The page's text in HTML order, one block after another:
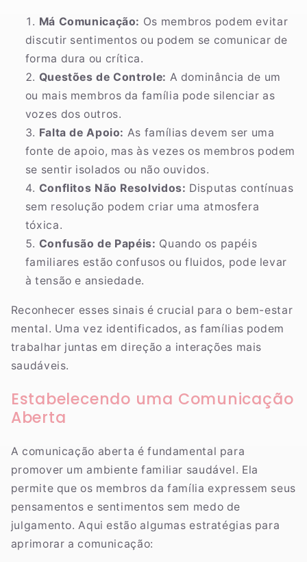
Má Comunicação: Os membros podem evitar
discutir sentimentos ou podem se comunicar de
forma dura ou crítica.
Questões de Controle: A dominância de um
ou mais membros da família pode silenciar as
vozes dos outros.
Falta de Apoio: As famílias devem ser uma
fonte de apoio, mas às vezes os membros podem
se sentir isolados ou não ouvidos.
Conflitos Não Resolvidos: Disputas contínuas
sem resolução podem criar uma atmosfera
tóxica.
Confusão de Papéis: Quando os papéis
familiares estão confusos ou fluidos, pode levar
à tensão e ansiedade.
Reconhecer esses sinais é crucial para o bem-estar
mental. Uma vez identificados, as famílias podem
trabalhar juntas em direção a interações mais
saudáveis.
Estabelecendo uma Comunicação
Aberta
A comunicação aberta é fundamental para
promover um ambiente familiar saudável. Ela
permite que os membros da família expressem seus
pensamentos e sentimentos sem medo de
julgamento. Aqui estão algumas estratégias para
aprimorar a comunicação: